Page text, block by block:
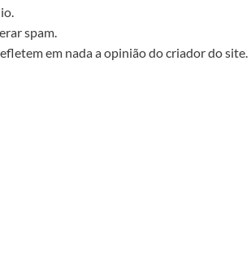
spam.
em nada a opinião do criador do site.